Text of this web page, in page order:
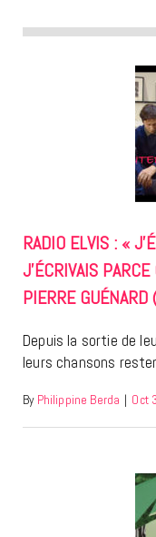
RADIO ELVIS : «
J’ÉCRIVAIS
PIERRE
Depuis la sortie de
leurs chansons
By Philippine Berda | Oct